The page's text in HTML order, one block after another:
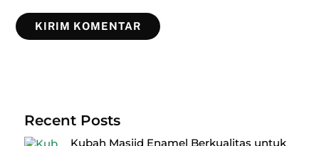
Recent Posts
Kubah Masjid Enamel Berkualitas untuk